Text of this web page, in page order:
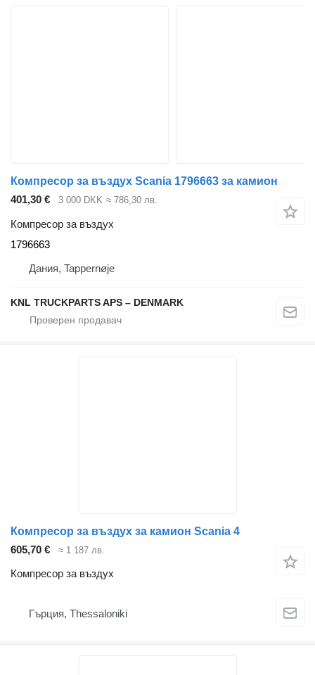
Компресор за въздух Scania 1796663 за камион
401,30 €
3 000 DKK ≈ 786,30 лв.
Компресор за въздух
1796663
Дания, Tappernøje
KNL TRUCKPARTS APS – DENMARK
Компресор за въздух за камион Scania 4
605,70 €
≈ 1 187 лв.
Компресор за въздух
Гърция, Thessaloniki